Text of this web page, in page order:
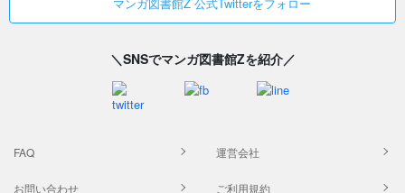
＼SNSでマンガ図書館Zを紹介／
FAQ 運営会社
お問い合わせ ご利用規約